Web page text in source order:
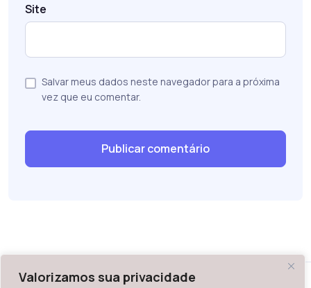
Valorizamos sua privacidade
Site
Salvar meus dados neste navegador para a próxima
vez que eu comentar.